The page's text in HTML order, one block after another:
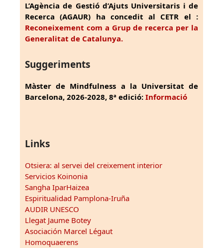
L’Agència de Gestió d’Ajuts Universitaris i de
Recerca (AGAUR) ha concedit al CETR el :
Reconeixement com a Grup de recerca per la
Generalitat de Catalunya.
Suggeriments
Màster de Mindfulness a la Universitat de
Barcelona, 2026-2028, 8ª edició: Informació
Links
Otsiera: al servei del creixement interior
Servicios Koinonia
Sangha IparHaizea
Espiritualidad Pamplona-Iruña
AUDIR UNESCO
Llegat Jaume Botey
Asociación Marcel Légaut
Homoquaerens